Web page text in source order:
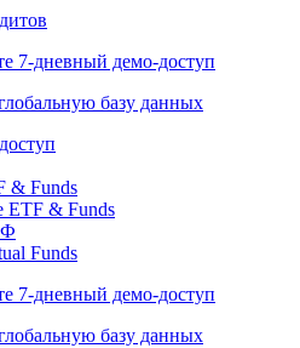
базу данных
7-дневный
базу данных
ETF & Funds
Funds